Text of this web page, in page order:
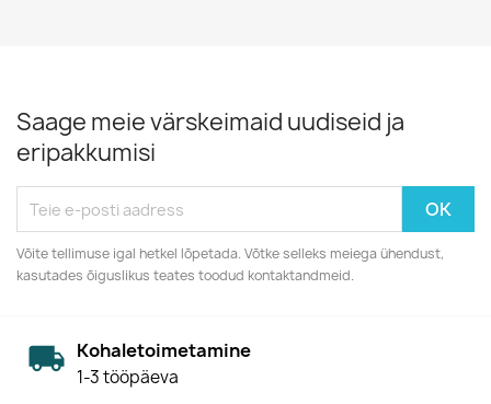
Saage meie värskeimaid uudiseid ja
eripakkumisi
Võite tellimuse igal hetkel lõpetada. Võtke selleks meiega ühendust,
kasutades õiguslikus teates toodud kontaktandmeid.
Kohaletoimetamine
1-3 tööpäeva